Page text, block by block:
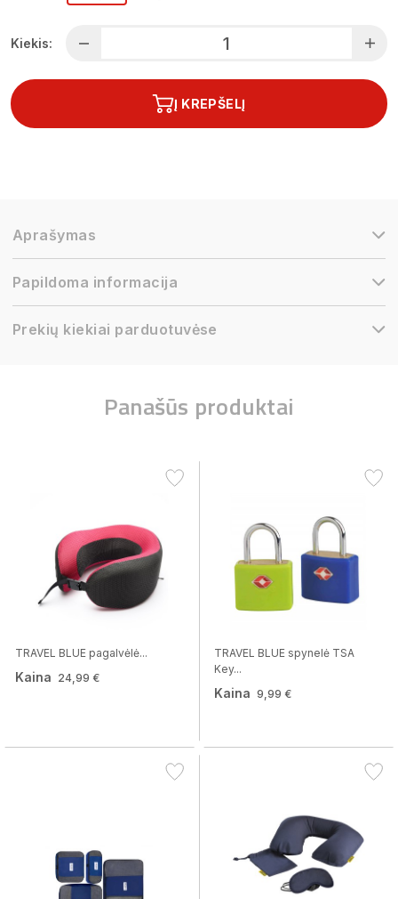
Kiekis:
Į KREPŠELĮ
Aprašymas
Papildoma informacija
Prekių kiekiai parduotuvėse
Panašūs produktai
TRAVEL BLUE pagalvėlė...
Kaina 24,99 €
TRAVEL BLUE spynelė TSA
Key...
Kaina 9,99 €